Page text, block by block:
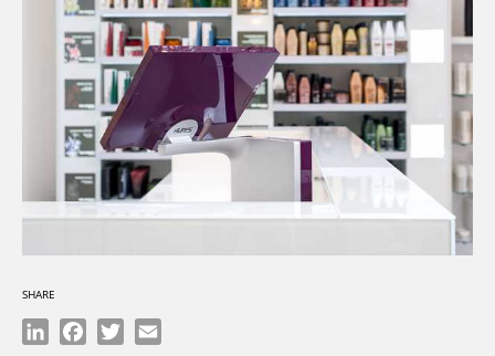
SHARE
LinkedInFacebook
Twitter